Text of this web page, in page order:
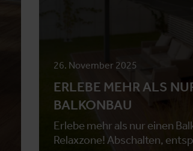
26. November 2025
ERLEBE MEHR ALS
BALKONBAU
Erlebe mehr als nur einen
Relaxzone! Abschalten,